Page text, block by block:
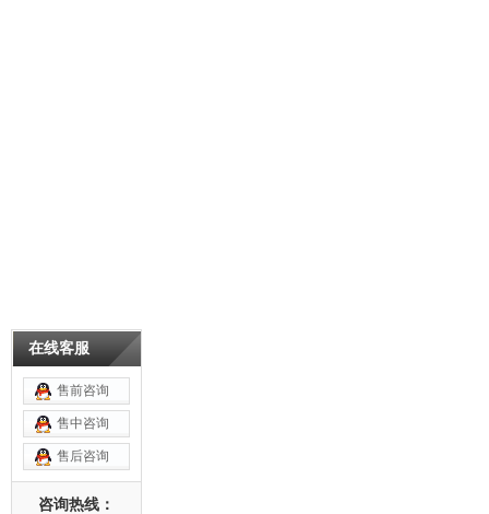
在线客服
售前咨询
售中咨询
售后咨询
咨询热线：